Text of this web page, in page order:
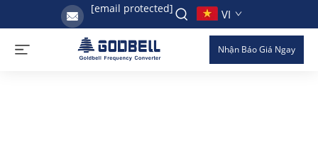
[email protected] VI
Nhận Báo Giá Ngay